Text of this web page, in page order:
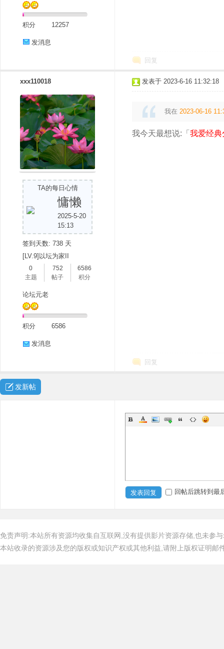
积分 12257
发消息
回复
xxx110018
TA的每日心情
慵懒
2025-5-20
15:13
签到天数: 738 天
[LV.9]以坛为家II
0
主题
752
帖子
6586
积分
论坛元老
积分 6586
发消息
发表于 2023-6-16 11:32:18
我在 2023-06-16
我今天最想说:「 我爱经典
回复
发新帖
发表回复 回帖后跳转到最
免责声明:本站所有资源均收集自互联网,没有提供影片资源存储,也未参
本站收录的资源涉及您的版权或知识产权或其他利益,请附上版权证明